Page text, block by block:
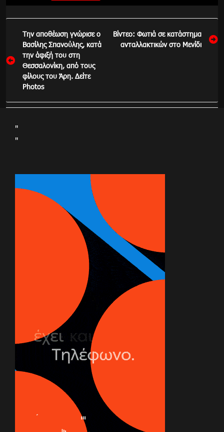
Πλοήγηση
άρθρων
Την αποθέωση γνώρισε ο
Βασίλης Σπανούλης, κατά
την άφιξή του στη
Θεσσαλονίκη, από τους
φίλους του Άρη. Δείτε
Photos
Βίντεο: Φωτιά σε κατάστημα
ανταλλακτικών στο Μενίδι
"
"